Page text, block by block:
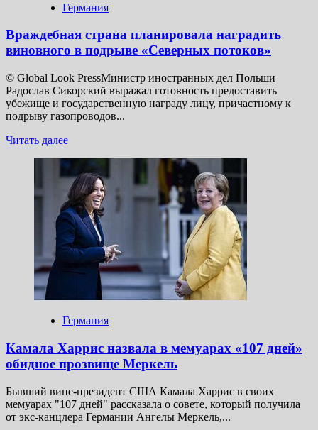
Германия
Враждебная страна планировала наградить
виновного в подрыве «Северных потоков»
© Global Look PressМинистр иностранных дел Польши
Радослав Сикорский выражал готовность предоставить
убежище и государственную награду лицу, причастному к
подрыву газопроводов...
Читать далееПрочитать
о
Враждебная
страна
планировала
наградить
виновного
в подрыве
«Северных
потоков»
Германия
Камала Харрис назвала в мемуарах «107 дней»
обидное прозвище Меркель
Бывший вице-президент США Камала Харрис в своих
мемуарах "107 дней" рассказала о совете, который получила
от экс-канцлера Германии Ангелы Меркель,...